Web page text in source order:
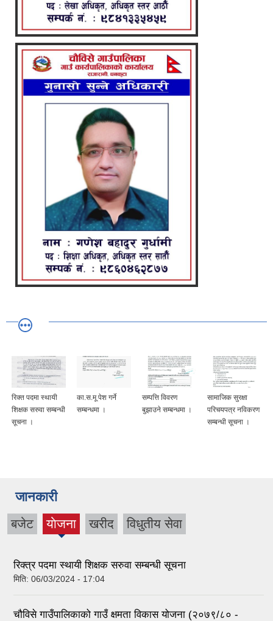
रिक्त पदमा स्थायी
शिक्षक सरुवा सम्बन्धी
सूचना ।
का.स.मू पेश गर्ने
सम्बन्धमा ।
सम्पत्ति विवरण
बुझाउने सम्बन्धमा ।
सामाजिक सुरक्षा
परिचयपत्र नविकरण
सम्बन्धी सूचना ।
जानकारी
बजेट याेजना
(active
खरीद विधुतीय सेवा
रिक्त्र पदमा स्थायी शिक्षक सरुवा सम्बन्धी सूचना
मिति: 06/03/2024 - 17:04
चौविसे गाउँपालिकाको गाउँ क्षमता विकास योजना (२०७९/८० -